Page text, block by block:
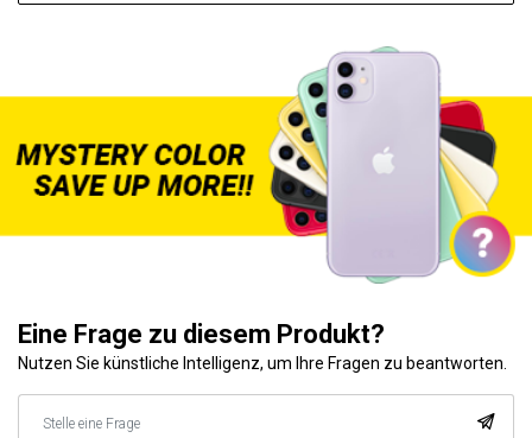
Eine Frage zu diesem Produkt?
Nutzen Sie künstliche Intelligenz, um Ihre Fragen zu beantworten.